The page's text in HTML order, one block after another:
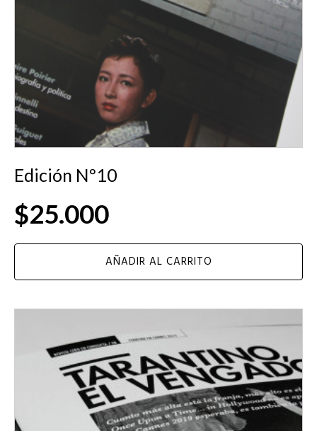
Edición Nº10
$25.000
AÑADIR AL CARRITO